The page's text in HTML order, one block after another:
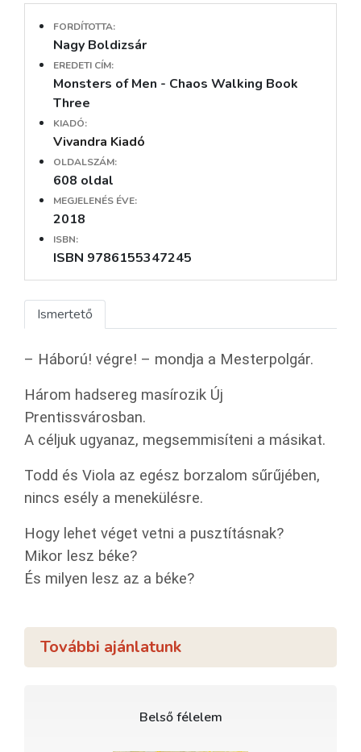
FORDÍTOTTA:
Nagy Boldizsár
EREDETI CÍM:
Monsters of Men - Chaos Walking Book
Three
KIADÓ:
Vivandra Kiadó
OLDALSZÁM:
608 oldal
MEGJELENÉS ÉVE:
2018
ISBN:
ISBN 9786155347245
Ismertető
– Háború! végre! – mondja a Mesterpolgár.
Három hadsereg masírozik Új
Prentissvárosban.
A céljuk ugyanaz, megsemmisíteni a másikat.
Todd és Viola az egész borzalom sűrűjében,
nincs esély a menekülésre.
Hogy lehet véget vetni a pusztításnak?
Mikor lesz béke?
És milyen lesz az a béke?
További ajánlatunk
Belső félelem